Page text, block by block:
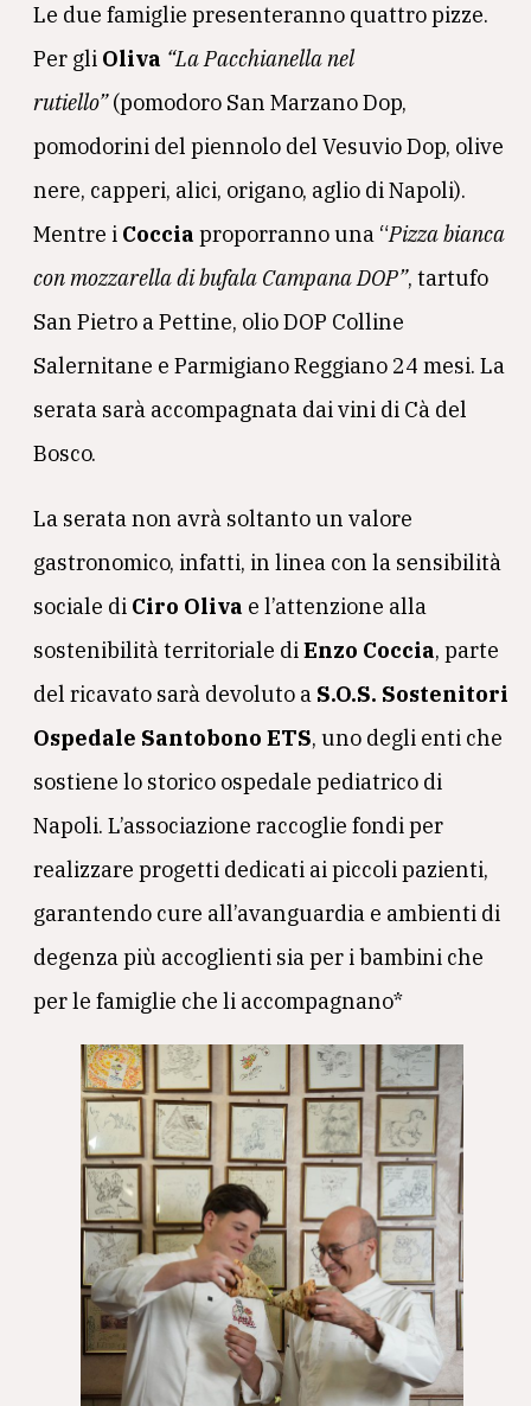
Le due famiglie presenteranno quattro pizze.
Per gli Oliva “La Pacchianella nel
rutiello”(pomodoro San Marzano Dop,
pomodorini del piennolo del Vesuvio Dop, olive
nere, capperi, alici, origano, aglio di Napoli).
Mentre i Coccia proporranno una “Pizza bianca
con mozzarella di bufala Campana DOP”, tartufo
San Pietro a Pettine, olio DOP Colline
Salernitane e Parmigiano Reggiano 24 mesi. La
serata sarà accompagnata dai vini di Cà del
Bosco.
La serata non avrà soltanto un valore
gastronomico, infatti, in linea con la sensibilità
sociale di Ciro Oliva e l’attenzione alla
sostenibilità territoriale diEnzo Coccia, parte
del ricavato sarà devoluto a S.O.S. Sostenitori
Ospedale Santobono ETS, uno degli enti che
sostiene lo storico ospedale pediatrico di
Napoli. L’associazione raccoglie fondi per
realizzare progetti dedicati ai piccoli pazienti,
garantendo cure all’avanguardia e ambienti di
degenza più accoglienti sia per i bambini che
per le famiglie che li accompagnano*